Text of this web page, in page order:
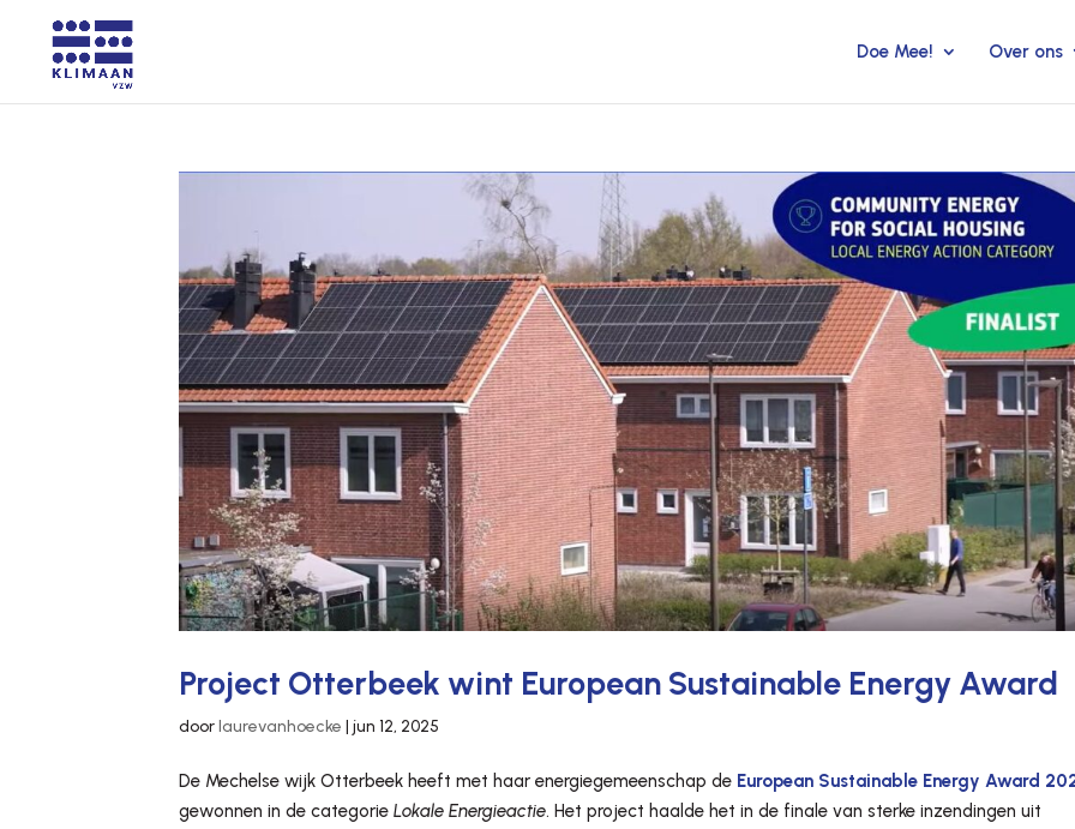
Doe Mee! Over ons
Project Otterbeek wint European Sustainable Energy Award
doorlaurevanhoecke |jun 12, 2025
De Mechelse wijk Otterbeek heeft met haar energiegemeenschap de European Sustainable Energy Award
gewonnen in de categorieLokale Energieactie. Het project haalde het in de finale van sterke inzendingen uit